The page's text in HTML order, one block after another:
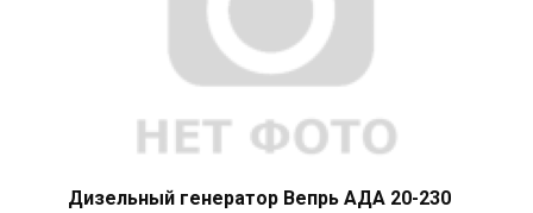
Дизельный генератор Вепрь АДА 20-230